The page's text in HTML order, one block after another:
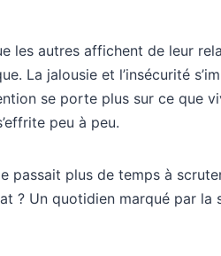
les autres affichent de leur
La jalousie et l’insécurité
se porte plus sur ce que
peu à peu.
passait plus de temps à
? Un quotidien marqué par